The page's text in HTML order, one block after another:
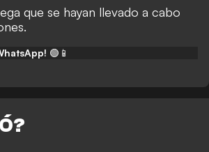
que se hayan llevado a cabo
🟢📱